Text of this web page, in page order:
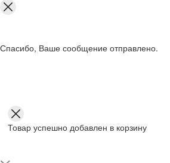
Спасибо, Ваше сообщение отправлено.
Товар успешно добавлен в корзину